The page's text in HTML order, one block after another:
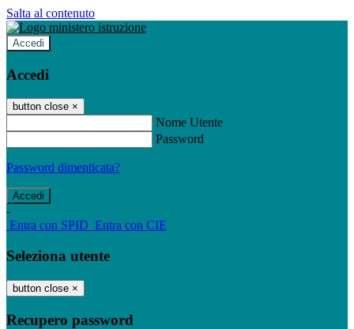
Salta al contenuto
Accedi
Accedi
button close ×
Nome Utente
Password
Password dimenticata?
-
Entra con SPID Entra con CIE
Seleziona utente
button close ×
Recupero password